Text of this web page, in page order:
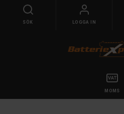
SÖK LOGGA IN
MOMS